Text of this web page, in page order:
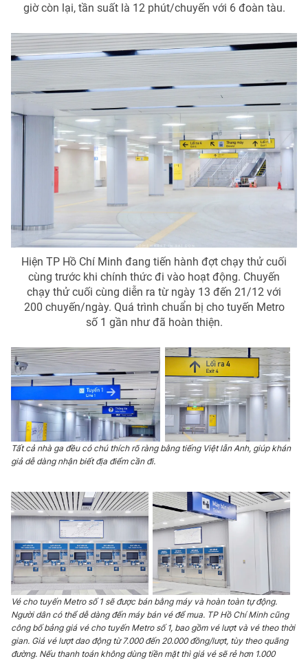
VTV Sức khoẻ Bất động sản
Thị trường 24h Tấm lòng Việt
VTV4 Vươn mình bằng AI
VTV9 VTV8
Liên hệ tòa soạn English
THỜI BÁO VTV
Theo dõi báo trên
Cơ quan chủ quản:Đài Truyền hình Việt Nam
Cơ quan báo chí:Thời báo VTV
Giấy phép hoạt động báo in và báo điện tử số 483/GP-BTTTT
cấp ngày 29/12/2023
Tổng Biên tập:Vũ Thanh Thủy
Phó Tổng Biên tập:Nguyễn Thị Mỹ Hạnh, Phạm Quốc Thắng,
Nguyễn Trọng Ninh
Tổng đài VTV:
Ðiện thoại Thời báo VTV:024.66 897 897
Email:toasoan@vtv.vn
Liên hệ quảng cáo:024-7300.7108
giờ còn lại, tần suất là 12 phút/chuyến với 6 đoàn tàu.
Hiện TP Hồ Chí Minh đang tiến hành đợt chạy thử cuối
cùng trước khi chính thức đi vào hoạt động. Chuyến
chạy thử cuối cùng diễn ra từ ngày 13 đến 21/12 với
200 chuyến/ngày. Quá trình chuẩn bị cho tuyến Metro
số 1 gần như đã hoàn thiện.
Tất cả nhà ga đều có chú thích rõ ràng bằng tiếng Việt lẫn Anh, giúp khán
giả dễ dàng nhận biết địa điểm cần đi.
Vé cho tuyến Metro số 1 sẽ được bán bằng máy và hoàn toàn tự động.
Người dân có thể dễ dàng đến máy bán vé để mua. TP Hồ Chí Minh cũng
công bố bảng giá vé cho tuyến Metro số 1, bao gồm vé lượt và vé theo thời
gian. Giá vé lượt dao động từ 7.000 đến 20.000 đồng/lượt, tùy theo quãng
đường. Nếu thanh toán không dùng tiền mặt thì giá vé sẽ rẻ hơn 1.000